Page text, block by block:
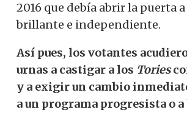
2016 que debía abrir la puerta
brillante e independiente.
Así pues, los votantes
urnas a castigar a los Tories
y a exigir un cambio
a un programa progresista o a